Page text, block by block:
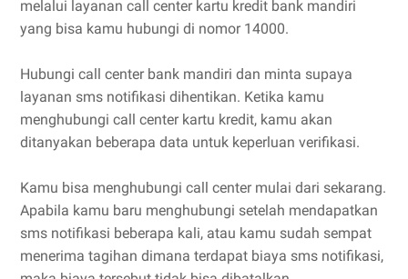
melalui layanan call center kartu kredit bank mandiri
yang bisa kamu hubungi di nomor 14000.
Hubungi call center bank mandiri dan minta supaya
layanan sms notifikasi dihentikan. Ketika kamu
menghubungi call center kartu kredit, kamu akan
ditanyakan beberapa data untuk keperluan verifikasi.
Kamu bisa menghubungi call center mulai dari sekarang.
Apabila kamu baru menghubungi setelah mendapatkan
sms notifikasi beberapa kali, atau kamu sudah sempat
menerima tagihan dimana terdapat biaya sms notifikasi,